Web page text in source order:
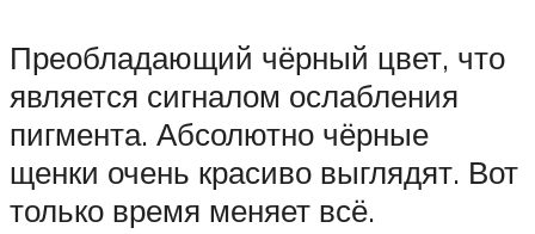
Преобладающий чёрный цвет, что
является сигналом ослабления
пигмента. Абсолютно чёрные
щенки очень красиво выглядят. Вот
только время меняет всё.